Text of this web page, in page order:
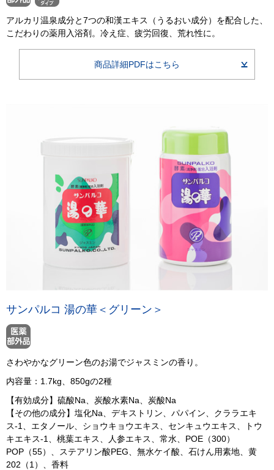
アルカリ温泉成分と7つの和漢エキス（うるおい成分）を配合した、
こだわりの薬用入浴剤。冷え症、疲労回復、荒れ性に。
商品詳細PDFはこちら
サンパルコ 湯の華＜グリーン＞
さわやかなグリーン色のお湯でジャスミンの香り。
内容量：1.7kg、850gの2種
【有効成分】硫酸Na、炭酸水素Na、炭酸Na
【その他の成分】塩化Na、デキストリン、パパイン、クララエキ
ス-1、エタノール、ショウキョウエキス、センキュウエキス、トウ
キエキス-1、桃葉エキス、人参エキス、常水、POE（300）
POP（55）、ステアリン酸PEG、無水ケイ酸、石けん用素地、黄
202（1）、香料